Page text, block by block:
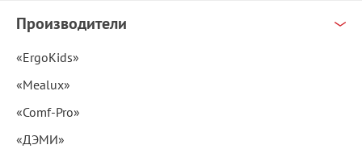
Производители
«ErgoKids»
«Mealux»
«Comf-Pro»
«ДЭМИ»